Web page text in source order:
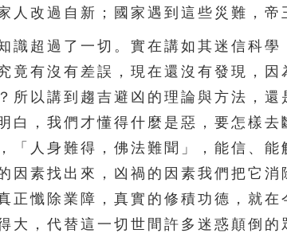
人改過自新；國家遇到這些災難，
超過了一切。實在講如其迷信科學
竟有沒有差誤，現在還沒有發現，
所以講到趨吉避凶的理論與方法，
白，我們才懂得什麼是惡，要怎樣
「人身難得，佛法難聞」，能信、
因素找出來，凶禍的因素我們把它
正懺除業障，真實的修積功德，就
大，代替這一切世間許多迷惑顛倒